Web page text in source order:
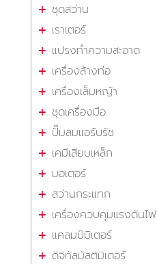
ชุดสว่าน
เราเตอร์
แปรงทำความสะอาด
เครื่องล้างท่อ
เครื่องเล็มหญ้า
ชุดเครื่องมือ
ปั๊มลมแอร์บรัช
เคมีเสียบเหล็ก
มอเตอร์
สว่านกระแทก
เครื่องควบคุมแรงดันไฟ
แคลมป์มิเตอร์
ดิจิทัลมัลติมิเตอร์